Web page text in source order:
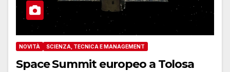
NOVITÀ SCIENZA, TECNICA E MANAGEMENT
Space Summit europeo a Tolosa